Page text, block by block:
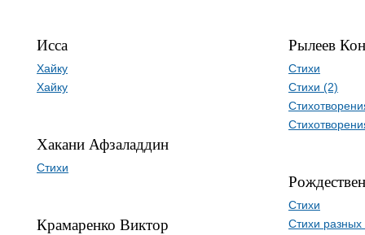
Исса
Хайку
Хайку
Хакани Афзаладдин
Стихи
Крамаренко Виктор
Рылеев
Стихи
Стихи (2)
Стихи
Стихи разных